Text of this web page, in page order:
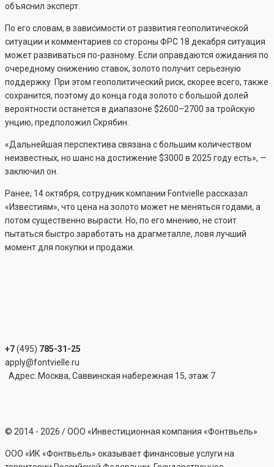
объяснил эксперт.
По его словам, в зависимости от развития геополитической
ситуации и комментариев со стороны ФРС 18 декабря ситуация
может развиваться по-разному. Если оправдаются ожидания по
очередному снижению ставок, золото получит серьезную
поддержку. При этом геополитический риск, скорее всего, также
сохранится, поэтому до конца года золото с большой долей
вероятности останется в диапазоне $2600–2700 за тройскую
унцию, предположил Скрябин.
«Дальнейшая перспектива связана с большим количеством
неизвестных, но шанс на достижение $3000 в 2025 году есть», —
заключил он.
Ранее, 14 октября, сотрудник компании Fontvielle рассказал
«Известиям», что цена на золото может не меняться годами, а
потом существенно вырасти. Но, по его мнению, не стоит
пытаться быстро заработать на драгметалле, ловя лучший
момент для покупки и продажи.
+7(495) 785-31-25
apply@fontvielle.ru
Адрес: Москва, Саввинская набережная 15, этаж 7
© 2014 - 2026 / ООО «Инвестиционная компания «Фонтвьель»
ООО «ИК «Фонтвьель» оказывает финансовые услуги на